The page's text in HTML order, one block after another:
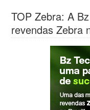
TOP Zebra: A
revendas Zebra